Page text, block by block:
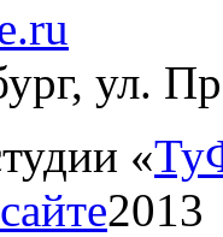
ул.
«
2013